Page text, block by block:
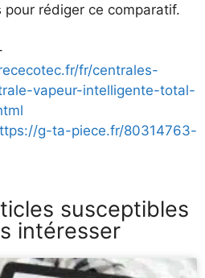
pour rédiger ce comparatif.
fr/centrales-
vapeur-intelligente-total-
g-ta-piece.fr/80314763-
susceptibles
intéresser